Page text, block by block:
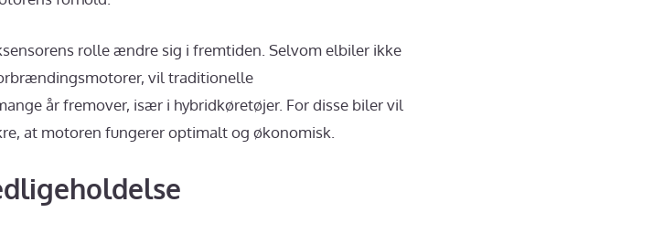
rolle ændre sig i fremtiden. Selvom elbiler ikke
vil traditionelle
år fremover, især i hybridkøretøjer. For disse biler vil
at motoren fungerer optimalt og økonomisk.